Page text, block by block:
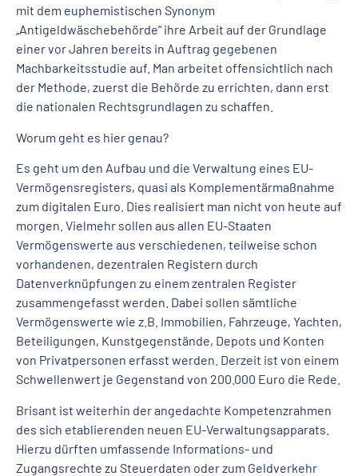
mit dem euphemistischen Synonym
„Antigeldwäschebehörde“ ihre Arbeit auf der Grundlage
einer vor Jahren bereits in Auftrag gegebenen
Machbarkeitsstudie auf. Man arbeitet offensichtlich nach
der Methode, zuerst die Behörde zu errichten, dann erst
die nationalen Rechtsgrundlagen zu schaffen.
Worum geht es hier genau?
Es geht um den Aufbau und die Verwaltung eines EU-
Vermögensregisters, quasi als Komplementärmaßnahme
zum digitalen Euro. Dies realisiert man nicht von heute auf
morgen. Vielmehr sollen aus allen EU-Staaten
Vermögenswerte aus verschiedenen, teilweise schon
vorhandenen, dezentralen Registern durch
Datenverknüpfungen zu einem zentralen Register
zusammengefasst werden. Dabei sollen sämtliche
Vermögenswerte wie z.B. Immobilien, Fahrzeuge, Yachten,
Beteiligungen, Kunstgegenstände, Depots und Konten
von Privatpersonen erfasst werden. Derzeit ist von einem
Schwellenwert je Gegenstand von 200.000 Euro die Rede.
Brisant ist weiterhin der angedachte Kompetenzrahmen
des sich etablierenden neuen EU-Verwaltungsapparats.
Hierzu dürften umfassende Informations- und
Zugangsrechte zu Steuerdaten oder zum Geldverkehr